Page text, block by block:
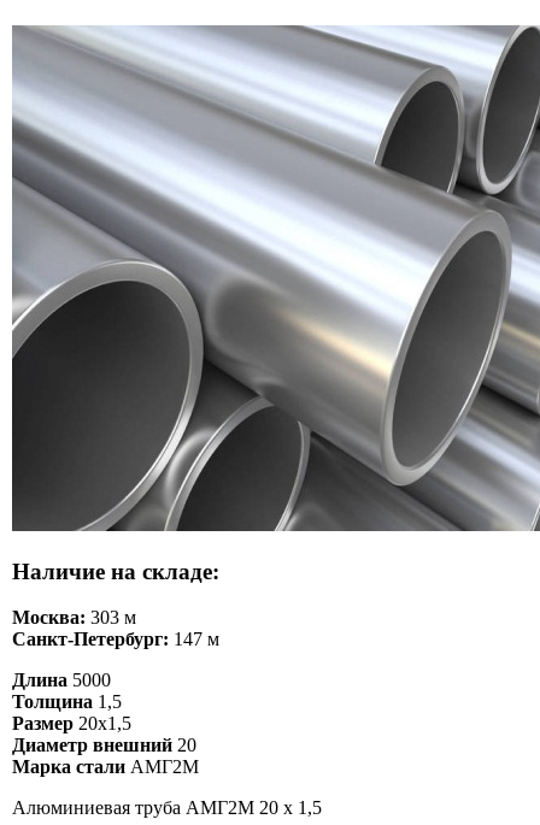
Наличие на складе:
Москва: 303 м
Санкт-Петербург: 147 м
Длина 5000
Толщина 1,5
Размер 20х1,5
Диаметр внешний 20
Марка стали АМГ2М
Алюминиевая труба АМГ2М 20 х 1,5